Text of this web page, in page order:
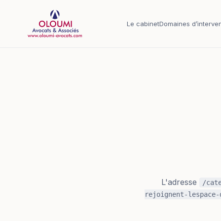
Le cabinetDomaines
L'adresse
/
rejoignent-